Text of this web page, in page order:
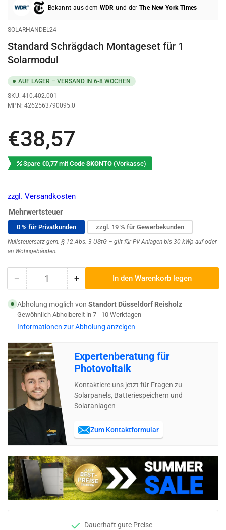
Bekannt aus dem WDRund derThe New York Times
SOLARHANDEL24
Standard Schrägdach Montageset für 1
Solarmodul
AUF LAGER – VERSAND IN 6-8 WOCHEN
SKU: 410.402.001
MPN: 4262563790095.0
Preis
€38,57
Spare €0,77 mit Code SKONTO (Vorkasse)
zzgl. Versandkosten
Mehrwertsteuer
0 % für Privatkunden zzgl. 19 % für Gewerbekunden
Nullsteuersatz gem. § 12 Abs. 3 UStG – gilt für PV-Anlagen bis 30 kWp auf oder
an Wohngebäuden.
− Menge
für
Standard
Schrägdach
für
1
Solarmodul
Anzahl +Menge
für
Standard
Schrägdach
1
Solarmodul
In den Warenkorb legen
Abholung möglich von Standort Düsseldorf Reisholz
Gewöhnlich Abholbereit in 7 - 10 Werktagen
Informationen zur Abholung anzeigen
Expertenberatung für
Photovoltaik
Kontaktiere uns jetzt für Fragen zu
Solarpanels, Batteriespeichern und
Solaranlagen
Zum Kontaktformular
Dauerhaft gute Preise